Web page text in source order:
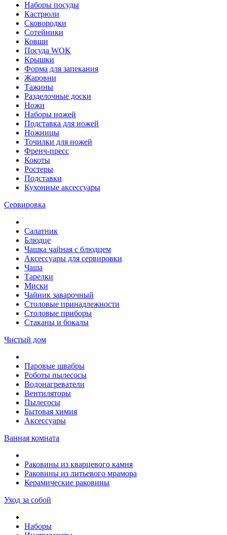
Наборы посуды
Кастрюли
Сковородки
Сотейники
Ковши
Посуда WOK
Крышки
Форма для запекания
Жаровни
Тажины
Разделочные доски
Ножи
Наборы ножей
Подставка для ножей
Ножницы
Точилки для ножей
Френч-пресс
Кокоты
Ростеры
Подставки
Кухонные аксессуары
Сервировка
Салатник
Блюдце
Чашка чайная с блюдцем
Аксессуары для сервировки
Чаша
Тарелки
Миски
Чайник заварочный
Столовые принадлежности
Столовые приборы
Стаканы и бокалы
Чистый дом
Паровые швабры
Роботы пылесосы
Водонагреватели
Вентиляторы
Пылесосы
Бытовая химия
Аксессуары
Ванная комната
Раковины из кварцевого камня
Раковины из литьевого мрамора
Керамические раковины
Уход за собой
Наборы